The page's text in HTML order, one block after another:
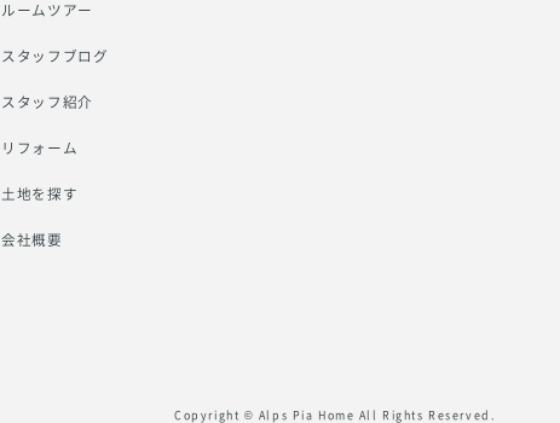
ルームツアー
スタッフブログ
スタッフ紹介
リフォーム
土地を探す
会社概要
Copyright © Alps Pia Home All Rights Reserved.